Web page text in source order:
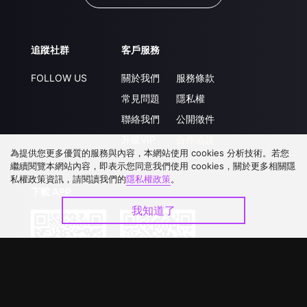
追蹤社群
FOLLOW US
客戶服務
關於我們
常見問題
聯絡我們
服務條款
隱私權
公開徵件
為提供您更多優質的服務與內容，本網站使用 cookies 分析技術。若您
繼續閱覽本網站內容，即表示您同意我們使用 cookies，關於更多相關隱
私權政策資訊，請閱讀我們的隱私權政策。
我知道了